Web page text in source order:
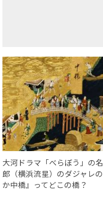
大河ドラマ「べらぼう」の
郎（横浜流星）のダジャレ
か中橋』ってどこの橋？